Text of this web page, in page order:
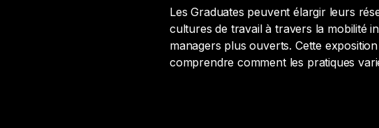
Les Graduates peuvent élargir leurs
cultures de travail à travers la mobilité
managers plus ouverts. Cette
comprendre comment les pratiques